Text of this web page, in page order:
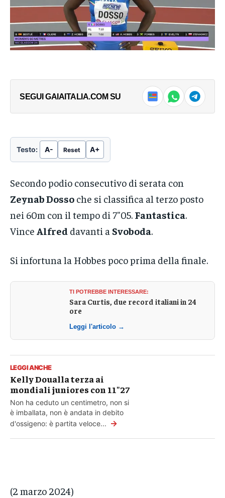
TI POTREBBE
INTERESSARE:
Federica Brignone
TI POTREBBE
INTERESSARE:
Dopo la “sprint race”
SEGUI GAIAITALIA.COM SU
Testo: A- Reset A+
Secondo podio consecutivo di serata con
Zeynab Dosso che si classifica al terzo posto
nei 60m con il tempo di 7″05. Fantastica.
Vince Alfred davanti a Svoboda.
Si infortuna la Hobbes poco prima della finale.
TI POTREBBE INTERESSARE:
Sara Curtis, due record italiani in 24
ore
Leggi l'articolo →
LEGGI ANCHE
Kelly Doualla terza ai
mondiali juniores con 11″27
Non ha ceduto un centimetro, non si
è imballata, non è andata in debito
d'ossigeno: è partita veloce... →
(2 marzo 2024)